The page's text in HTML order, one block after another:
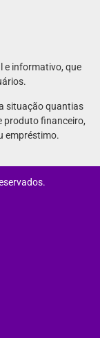
e informativo, que
situação quantias
produto financeiro,
empréstimo.